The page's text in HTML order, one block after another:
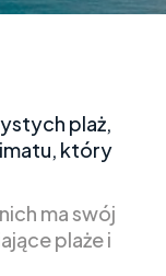
plaż,
który
ma swój
plaże i